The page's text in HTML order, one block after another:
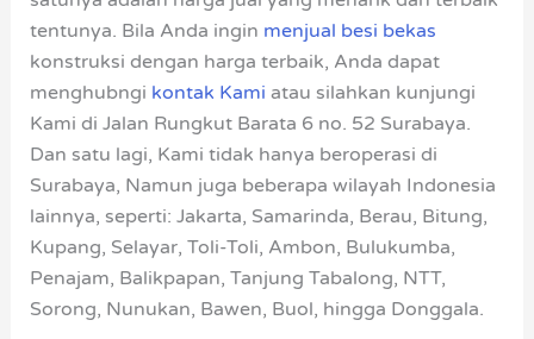
tentunya. Bila Anda ingin menjual besi bekas
konstruksi dengan harga terbaik, Anda dapat
menghubngi kontak Kami atau silahkan kunjungi
Kami di Jalan Rungkut Barata 6 no. 52 Surabaya.
Dan satu lagi, Kami tidak hanya beroperasi di
Surabaya, Namun juga beberapa wilayah Indonesia
lainnya, seperti: Jakarta, Samarinda, Berau, Bitung,
Kupang, Selayar, Toli-Toli, Ambon, Bulukumba,
Penajam, Balikpapan, Tanjung Tabalong, NTT,
Sorong, Nunukan, Bawen, Buol, hingga Donggala.